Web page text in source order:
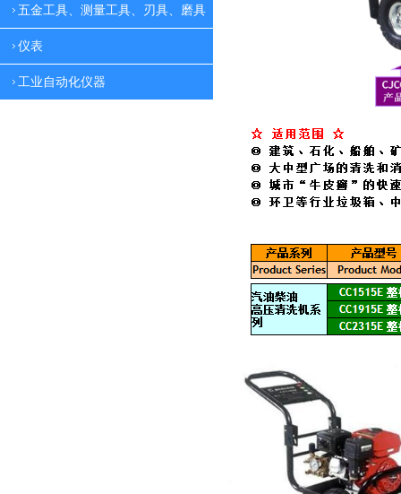
五金工具、测量工具、刃具、磨具
仪表
工业自动化仪器